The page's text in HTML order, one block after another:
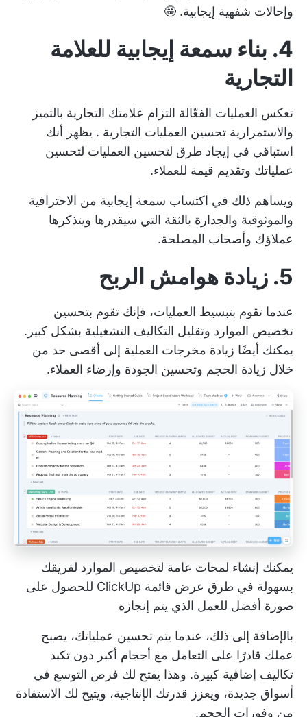
وإحالات شفهية إيجابية. 🤩
4. بناء سمعة إيجابية للعلامة
التجارية
تعكس العمليات الفعّالة التزام علامتك التجارية بالتميز
والاستمرارية تحسين العمليات التجارية . يظهر أنك
استباقي في إيجاد طرق لتحسين العمليات لتحسين
عملياتك وتقديم قيمة للعملاء.
ويساهم ذلك في اكتساب سمعة إيجابية من الاحترافية
والموثوقية والجدارة بالثقة التي سيقدرها ويتذكرها
عملاؤك وأصحاب المصلحة.
5. زيادة هوامش الربح
عندما تقوم بتبسيط العمليات، فإنك تقوم بتحسين
تخصيص الموارد وتقليل التكاليف التشغيلية بشكل كبير.
يمكنك أيضًا زيادة مخرجات العملية إلى أقصى حد من
خلال زيادة الحجم وتحسين الجودة وإرضاء العملاء.
يمكنك إنشاء لمحات عامة لتخصيص الموارد لفريقك
بسهولة في طرق عرض قائمة ClickUp للحصول على
صورة أفضل للعمل الذي يتم إنجازه
بالإضافة إلى ذلك، عندما يتم تحسين عملياتك، يصبح
عملك قادرًا على التعامل مع أحجام أكبر دون تكبد
تكاليف إضافية كبيرة. وهذا يفتح لك فرص التوسع في
أسواق جديدة، ويعزز قدرتك الإنتاجية، ويتيح لك الاستفادة
من وفورات الحجم.